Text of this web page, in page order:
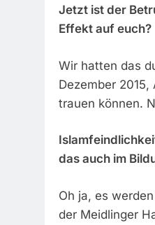
Jetzt ist der
Effekt auf euch?
Wir hatten das
Dezember
trauen können.
das auch im
Oh ja, es
der Meidlinger